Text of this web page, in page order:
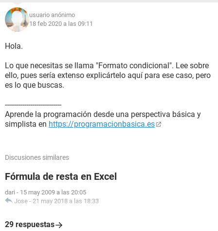
usuario anónimo
18 feb 2020 a las 09:11
Hola.
Lo que necesitas se llama "Formato condicional". Lee sobre
ello, pues sería extenso explicártelo aquí para ese caso, pero
es lo que buscas.
-----------------------------
Aprende la programación desde una perspectiva básica y
simplista en https://programacionbasica.es
Discusiones similares
Fórmula de resta en Excel
dari - 15 may 2009 a las 20:05
Jose - 21 may 2018 a las 18:33
29 respuestas